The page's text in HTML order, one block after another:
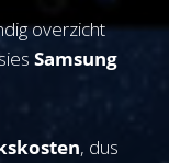
overzicht
Samsung
, dus